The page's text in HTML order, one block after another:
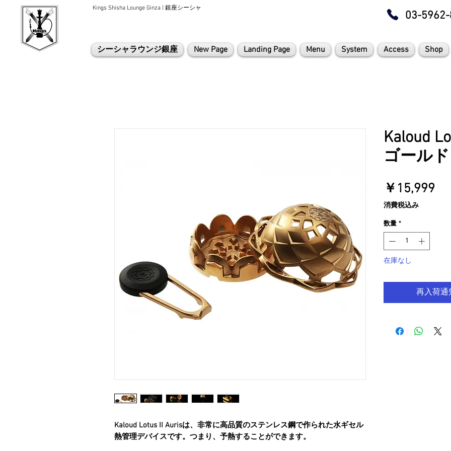
Kings Shisha Lounge Ginza | 銀座シーシャ
03-
シーシャラウンジ銀座 New Page Landing Page Menu System Access Shop
Kaloud Lotus II Aurisは、非常に高品質のステンレス鋼で作られた水ギセル
熱管理デバイスです。つまり、予熱することができます。
Kaloud
ゴールド
￥15,999
消費税込み
数量 *
在庫なし
再入荷通